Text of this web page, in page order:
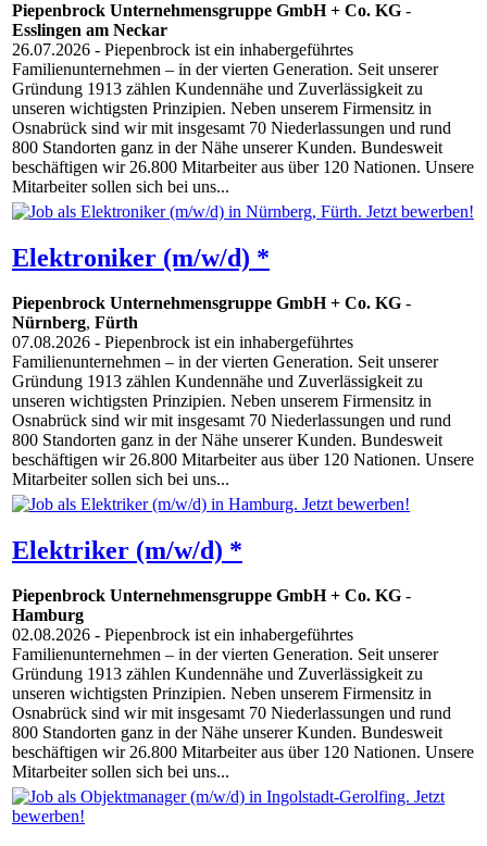
Piepenbrock Unternehmensgruppe GmbH + Co. KG -
Esslingen am Neckar
26.07.2026 - Piepenbrock ist ein inhabergeführtes
Familienunternehmen – in der vierten Generation. Seit unserer
Gründung 1913 zählen Kundennähe und Zuverlässigkeit zu
unseren wichtigsten Prinzipien. Neben unserem Firmensitz in
Osnabrück sind wir mit insgesamt 70 Niederlassungen und rund
800 Standorten ganz in der Nähe unserer Kunden. Bundesweit
beschäftigen wir 26.800 Mitarbeiter aus über 120 Nationen. Unsere
Mitarbeiter sollen sich bei uns...
Elektroniker (m/w/d) *
Piepenbrock Unternehmensgruppe GmbH + Co. KG -
Nürnberg, Fürth
07.08.2026 - Piepenbrock ist ein inhabergeführtes
Familienunternehmen – in der vierten Generation. Seit unserer
Gründung 1913 zählen Kundennähe und Zuverlässigkeit zu
unseren wichtigsten Prinzipien. Neben unserem Firmensitz in
Osnabrück sind wir mit insgesamt 70 Niederlassungen und rund
800 Standorten ganz in der Nähe unserer Kunden. Bundesweit
beschäftigen wir 26.800 Mitarbeiter aus über 120 Nationen. Unsere
Mitarbeiter sollen sich bei uns...
Elektriker (m/w/d) *
Piepenbrock Unternehmensgruppe GmbH + Co. KG -
Hamburg
02.08.2026 - Piepenbrock ist ein inhabergeführtes
Familienunternehmen – in der vierten Generation. Seit unserer
Gründung 1913 zählen Kundennähe und Zuverlässigkeit zu
unseren wichtigsten Prinzipien. Neben unserem Firmensitz in
Osnabrück sind wir mit insgesamt 70 Niederlassungen und rund
800 Standorten ganz in der Nähe unserer Kunden. Bundesweit
beschäftigen wir 26.800 Mitarbeiter aus über 120 Nationen. Unsere
Mitarbeiter sollen sich bei uns...